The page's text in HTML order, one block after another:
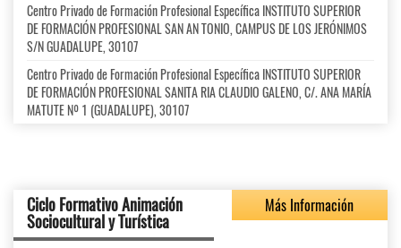
Centro Privado de Formación Profesional Específica INSTITUTO SUPERIOR
DE FORMACIÓN PROFESIONAL SAN AN TONIO, CAMPUS DE LOS JERÓNIMOS
S/N GUADALUPE, 30107
Centro Privado de Formación Profesional Específica INSTITUTO SUPERIOR
DE FORMACIÓN PROFESIONAL SANITA RIA CLAUDIO GALENO, C/. ANA MARÍA
MATUTE Nº 1 (GUADALUPE), 30107
Ciclo Formativo Animación
Sociocultural y Turística
Más Información